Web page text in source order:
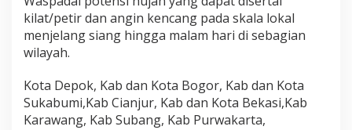
kilat/petir dan angin kencang pada skala lokal
menjelang siang hingga malam hari di sebagian
wilayah.
Kota Depok, Kab dan Kota Bogor, Kab dan Kota
Sukabumi,Kab Cianjur, Kab dan Kota Bekasi,Kab
Karawang, Kab Subang, Kab Purwakarta,